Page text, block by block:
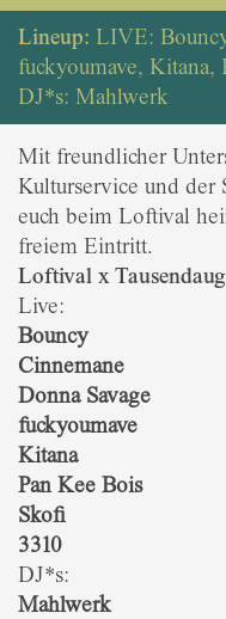
Lineup: LIVE:
fuckyoumave, Kitana,
DJ*s: Mahlwerk
Mit freundlicher
Kulturservice und der
euch beim Loftival
freiem Eintritt.
Loftival x
Live:
Bouncy
Cinnemane
Donna Savage
fuckyoumave
Kitana
Pan Kee Bois
Skofi
3310
DJ*s:
Mahlwerk